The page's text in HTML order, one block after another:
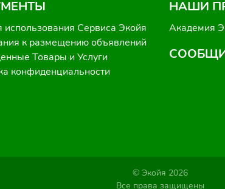
использования Сервиса Экойя
к размещению объявлений
Товары и Услуги
конфиденциальности
НАШИ
Академия
© Экойя 2026
Все права защищены